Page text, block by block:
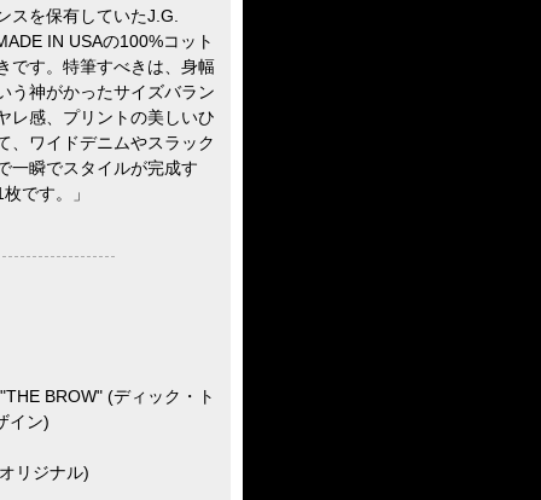
スを保有していたJ.G.
IN USAの100%コット
です。特筆すべきは、身幅
う神がかったサイズバラン
レ感、プリントの美しいひ
、ワイドデニムやスラック
一瞬でスタイルが完成す
です。」
BROW" (ディック・ト
イン)
リジナル)